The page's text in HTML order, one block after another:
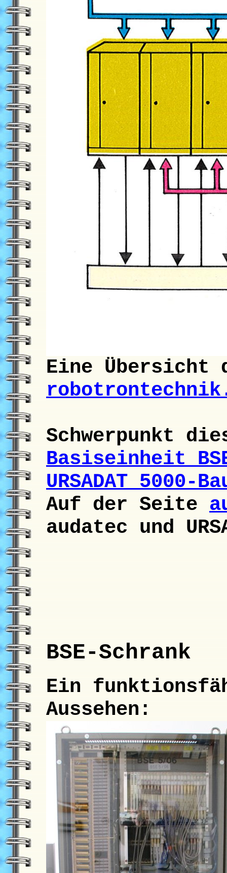
Eine Übersicht
Schwerpunkt
Basiseinheit
URSADAT 5000-
Auf der Seite
audatec und
BSE-Schrank
Ein
Aussehen: